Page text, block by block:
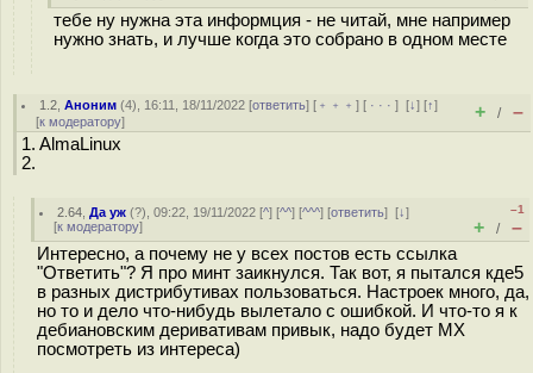
тебе ну нужна эта информция - не читай, мне например
нужно знать, и лучше когда это собрано в одном месте
1.2 ,Аноним (4), 16:11, 18/11/2022 [ответить] [ ﹢﹢﹢] [ · · ·][↓] [↑]
[к модератору] + / –
1. AlmaLinux
2.
2.64 ,Да уж (?), 09:22, 19/11/2022 [^] [^^] [^^^] [ответить][↓]
[к модератору]
–1
+ / –
Интересно, а почему не у всех постов есть ссылка
"Ответить"? Я про минт заикнулся. Так вот, я пытался кде5
в разных дистрибутивах пользоваться. Настроек много, да,
но то и дело что-нибудь вылетало с ошибкой. И что-то я к
дебиановским деривативам привык, надо будет MX
посмотреть из интереса)